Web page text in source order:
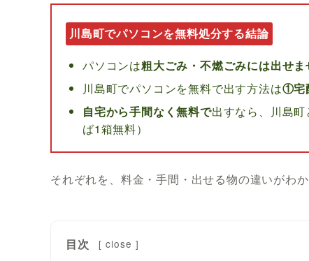
川島町でパソコンを無料処分する結論
パソコンは粗大ごみ・不燃ごみには出せま
川島町でパソコンを無料で出す方法は①宅
自宅から手間なく無料で出すなら、川島
ば1箱無料）
それぞれを、料金・手間・出せる物の違いがわ
目次 [ close ]